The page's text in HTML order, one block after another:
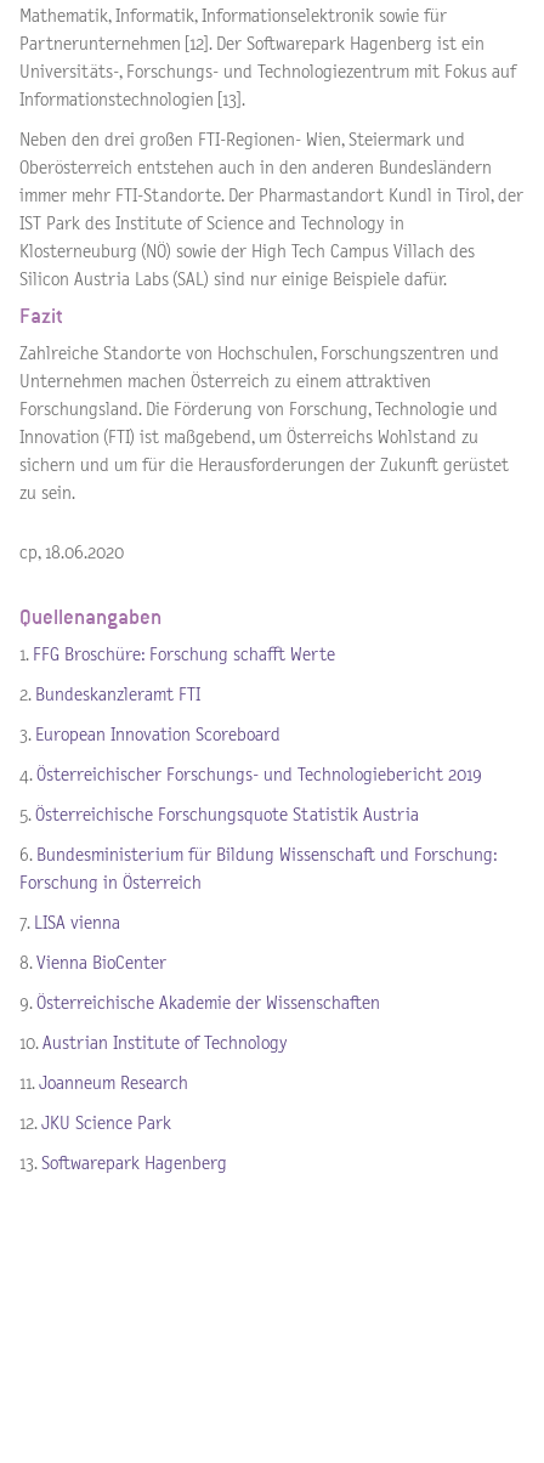
Mathematik, Informatik, Informationselektronik sowie für
Partnerunternehmen [12]. Der Softwarepark Hagenberg ist ein
Universitäts-, Forschungs- und Technologiezentrum mit Fokus auf
Informationstechnologien [13].
Neben den drei großen FTI-Regionen- Wien, Steiermark und
Oberösterreich entstehen auch in den anderen Bundesländern
immer mehr FTI-Standorte. Der Pharmastandort Kundl in Tirol, der
IST Park des Institute of Science and Technology in
Klosterneuburg (NÖ) sowie der High Tech Campus Villach des
Silicon Austria Labs (SAL) sind nur einige Beispiele dafür.
Fazit
Zahlreiche Standorte von Hochschulen, Forschungszentren und
Unternehmen machen Österreich zu einem attraktiven
Forschungsland. Die Förderung von Forschung, Technologie und
Innovation (FTI) ist maßgebend, um Österreichs Wohlstand zu
sichern und um für die Herausforderungen der Zukunft gerüstet
zu sein.
cp, 18.06.2020
Quellenangaben
1. FFG Broschüre: Forschung schafft Werte
2. Bundeskanzleramt FTI
3. European Innovation Scoreboard
4. Österreichischer Forschungs- und Technologiebericht 2019
5. Österreichische Forschungsquote Statistik Austria
6. Bundesministerium für Bildung Wissenschaft und Forschung:
Forschung in Österreich
7. LISA vienna
8. Vienna BioCenter
9. Österreichische Akademie der Wissenschaften
10. Austrian Institute of Technology
11. Joanneum Research
12. JKU Science Park
13. Softwarepark Hagenberg